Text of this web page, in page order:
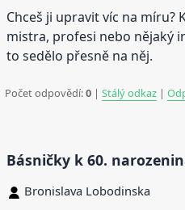
Chceš ji upravit víc na míru?
mistra, profesi nebo nějaký
to sedělo přesně na něj.
Počet odpovědí:0 |Stálý odkaz |
Básničky k 60.
Bronislava Lobodinska